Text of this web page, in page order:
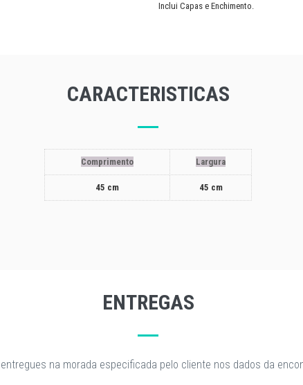
Inclui Capas e Enchimento.
CARACTERISTICAS
Comprimento Largura
45 cm 45 cm
ENTREGAS
na morada especificada pelo cliente nos dados da